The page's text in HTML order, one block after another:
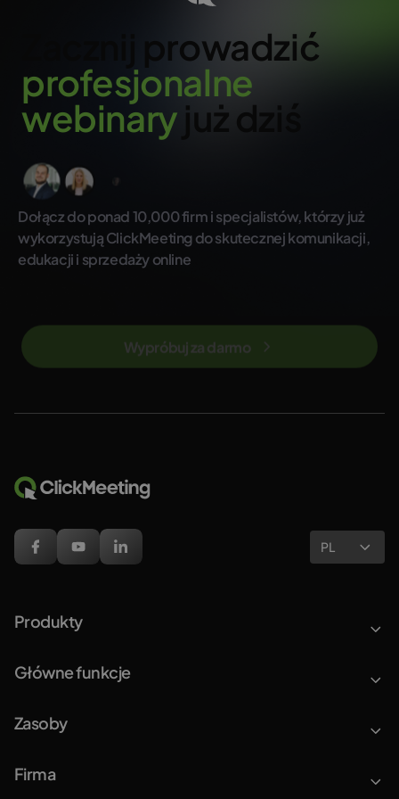
Zacznij prowadzić
profesjonalne
webinaryjuż dziś
Dołącz do ponad 10,000 firm i specjalistów, którzy już
wykorzystują ClickMeeting do skutecznej komunikacji,
edukacji i sprzedaży online
PL
Produkty
Główne funkcje
Zasoby
Firma